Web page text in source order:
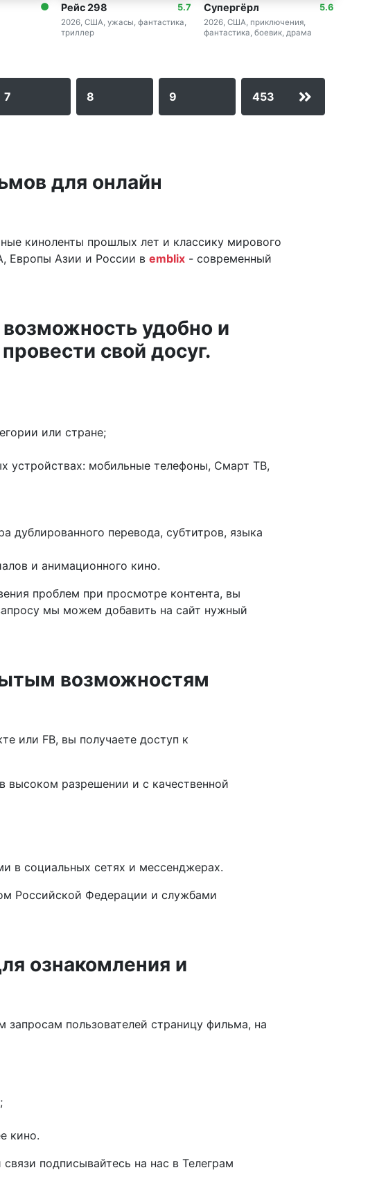
5.7
Рейс 298
2026, США, ужасы, фантастика,
триллер
5.6
Супергёрл
2026, США, приключения,
фантастика, боевик, драма
7 8 9 453
для онлайн
киноленты прошлых лет и классику мирового
Европы Азии и России в emblix - современный
удобно и
свой досуг.
или стране;
устройствах: мобильные телефоны, Смарт ТВ,
дублированного перевода, субтитров, языка
и анимационного кино.
проблем при просмотре контента, вы
мы можем добавить на сайт нужный
возможностям
или FB, вы получаете доступ к
разрешении и с качественной
в социальных сетях и мессенджерах.
Российской Федерации и службами
ознакомления и
пользователей страницу фильма, на
кино.
подписывайтесь на нас в Телеграм